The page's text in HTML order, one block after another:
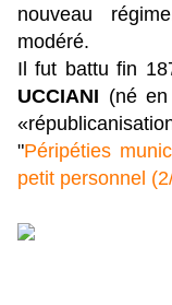
nouveau
modéré.
Il fut battu fin
UCCIANI (né
"Péripéties
petit personnel